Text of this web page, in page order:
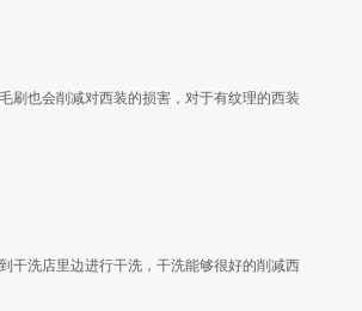
刷也会削减对西装的损害，对于有纹理的西装
干洗店里边进行干洗，干洗能够很好的削减西